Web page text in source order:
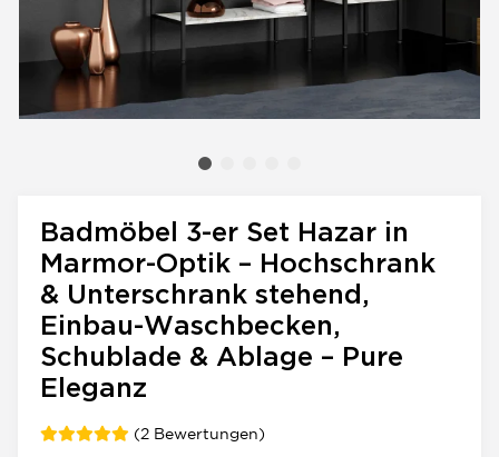
Badmöbel 3-er Set Hazar in
Marmor-Optik – Hochschrank
& Unterschrank stehend,
Einbau-Waschbecken,
Schublade & Ablage – Pure
Eleganz
(2 Bewertungen)